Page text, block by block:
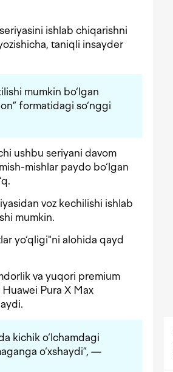
ishlab chiqarishni
taniqli insayder
mumkin bo‘lgan
formatidagi so‘nggi
ushbu seriyani davom
mishlar paydo bo‘lgan
voz kechilishi ishlab
mumkin.
yo‘qligi"ni alohida qayd
va yuqori premium
Pura X Max
kichik o‘lchamdagi
o‘xshaydi”, —